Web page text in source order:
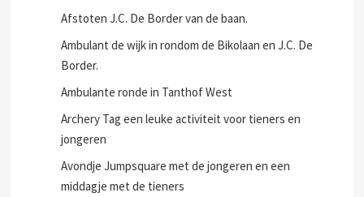
Afstoten J.C. De Border van de baan.
Ambulant de wijk in rondom de Bikolaan en J.C. De
Border.
Ambulante ronde in Tanthof West
Archery Tag een leuke activiteit voor tieners en
jongeren
Avondje Jumpsquare met de jongeren en een
middagje met de tieners